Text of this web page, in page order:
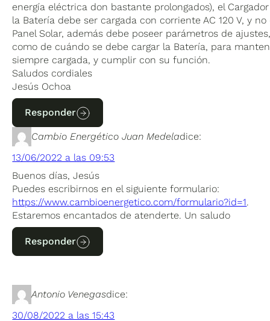
energía eléctrica don bastante prolongados), el
la Batería debe ser cargada con corriente AC 120 V, y no
Panel Solar, además debe poseer parámetros de
como de cuándo se debe cargar la Batería, para
siempre cargada, y cumplir con su función.
Saludos cordiales
Jesús Ochoa
Responder
Cambio Energético Juan Medeladice:
13/06/2022 a las 09:53
Buenos días, Jesús
Puedes escribirnos en el siguiente formulario:
https://www.cambioenergetico.com/formulario?id=1.
Estaremos encantados de atenderte. Un saludo
Responder
Antonio Venegasdice:
30/08/2022 a las 15:43